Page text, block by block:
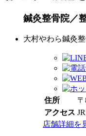
鍼灸整骨院／
大村やわら鍼灸
住所
アクセス
店舗詳細